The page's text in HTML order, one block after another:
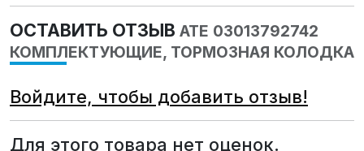
ОСТАВИТЬ ОТЗЫВ ATE 03013792742
КОМПЛЕКТУЮЩИЕ, ТОРМОЗНАЯ КОЛОДКА
Войдите, чтобы добавить отзыв!
Для этого товара нет оценок.